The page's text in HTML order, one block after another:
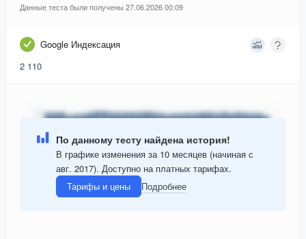
Данные теста были получены 27.06.2026 00:09
Google Индексация
2 110
По данному тесту найдена история!
В графике изменения за 10 месяцев (начиная с
авг. 2017). Доступно на платных тарифах.
Тарифы и цены
Подробнее